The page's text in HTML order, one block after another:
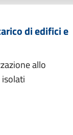
di edifici e
allo